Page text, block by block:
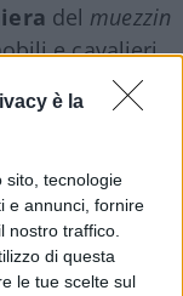
è la
sito, tecnologie
e annunci, fornire
nostro traffico.
di questa
le tue scelte sul
del muezzin
e cavalieri
Regno Unito.
che mai